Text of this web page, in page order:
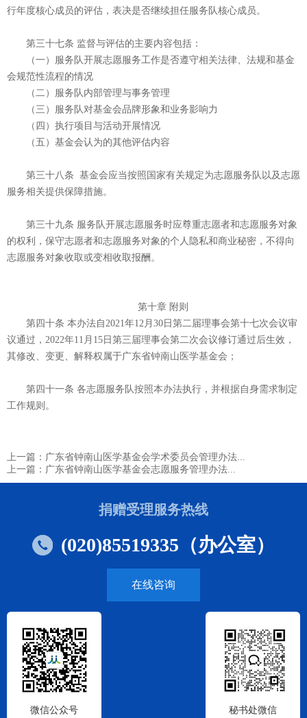
行年度核心成员的评估，表决是否继续担任服务队核心成员。
第三十七条 监督与评估的主要内容包括：
（一）服务队开展志愿服务工作是否遵守相关法律、法规和基金
会规范性流程的情况
（二）服务队内部管理与事务管理
（三）服务队对基金会品牌形象和业务影响力
（四）执行项目与活动开展情况
（五）基金会认为的其他评估内容
第三十八条 基金会应当按照国家有关规定为志愿服务队以及志愿
服务相关提供保障措施。
第三十九条 服务队开展志愿服务时应尊重志愿者和志愿服务对象
的权利，保守志愿者和志愿服务对象的个人隐私和商业秘密，不得向
志愿服务对象收取或变相收取报酬。
第十章 附则
第四十条 本办法自2021年12月30日第二届理事会第十七次会议审
议通过，2022年11月15日第三届理事会第二次会议修订通过后生效，
其修改、变更、解释权属于广东省钟南山医学基金会；
第四十一条 各志愿服务队按照本办法执行，并根据自身需求制定
工作规则。
上一篇：广东省钟南山医学基金会学术委员会管理办法...
上一篇：广东省钟南山医学基金会志愿服务管理办法...
捐赠受理服务热线
(020)85519335（办公室）
在线咨询
微信公众号 秘书处微信